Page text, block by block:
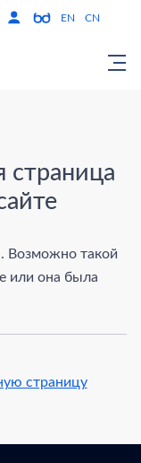
Версия для
EN CN
страница
Возможно такой
или она была
страницу